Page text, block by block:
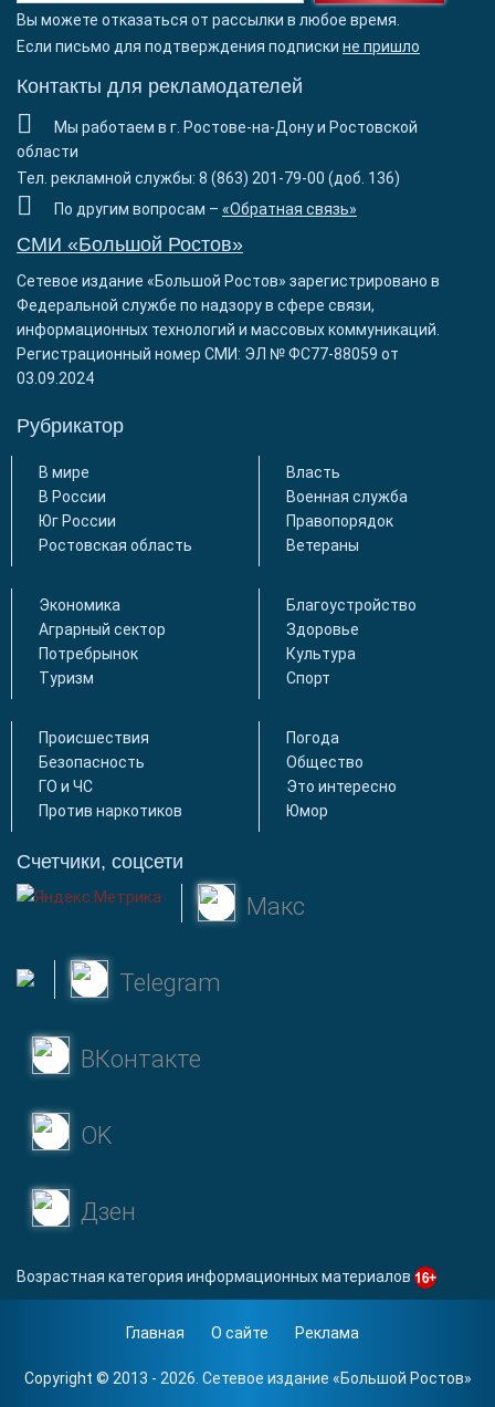
Вы можете отказаться от рассылки в любое время.
Если письмо для подтверждения подписки не пришло
Контакты для рекламодателей
Мы работаем в г. Ростове-на-Дону и Ростовской
области
Тел. рекламной службы: 8 (863) 201-79-00 (доб. 136)
По другим вопросам – «Обратная связь»
СМИ «Большой Ростов»
Сетевое издание «Большой Ростов» зарегистрировано в
Федеральной службе по надзору в сфере связи,
информационных технологий и массовых коммуникаций.
Регистрационный номер СМИ: ЭЛ № ФС77-88059 от
03.09.2024
Рубрикатор
В мире
В России
Юг России
Ростовская область
Власть
Военная служба
Правопорядок
Ветераны
Экономика
Аграрный сектор
Потребрынок
Туризм
Благоустройство
Здоровье
Культура
Спорт
Происшествия
Безопасность
ГО и ЧС
Против наркотиков
Погода
Общество
Это интересно
Юмор
Счетчики, соцсети
Макс
Telegram
ВКонтакте
OK
Дзен
Возрастная категория информационных материалов
Главная О сайте Реклама
Copyright © 2013 - 2026. Сетевое издание «Большой Ростов»